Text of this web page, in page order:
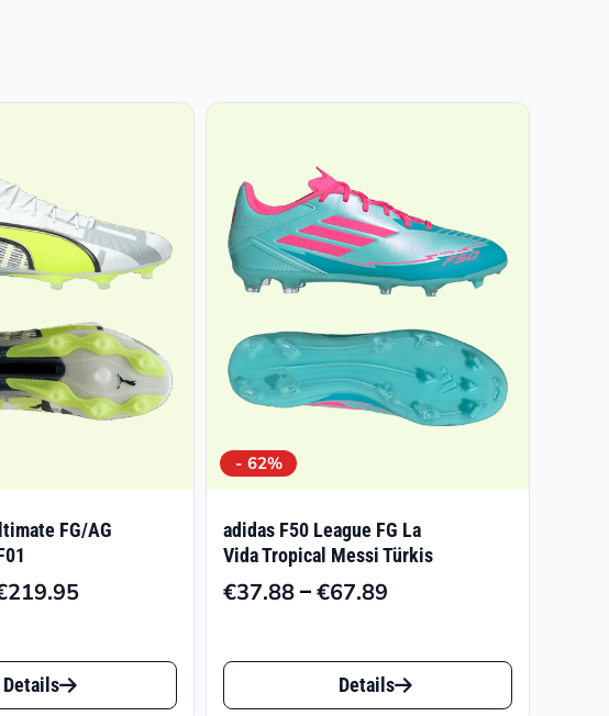
FG/AG
219.95Preisspanne:
bis
Details
- 62%
adidas F50 League FG La
Vida Tropical Messi Türkis
€37.88–€67.89Preisspanne:
bis
€67.89
Dieses
Produkt
Details